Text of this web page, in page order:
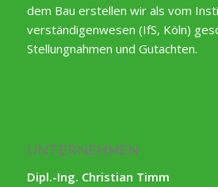
dem Bau erstellen wir als vom
verständigenwesen (IfS, Köln)
Stellungnahmen und Gutachten.
UNTERNEHMEN
Dipl.-Ing. Christian Timm